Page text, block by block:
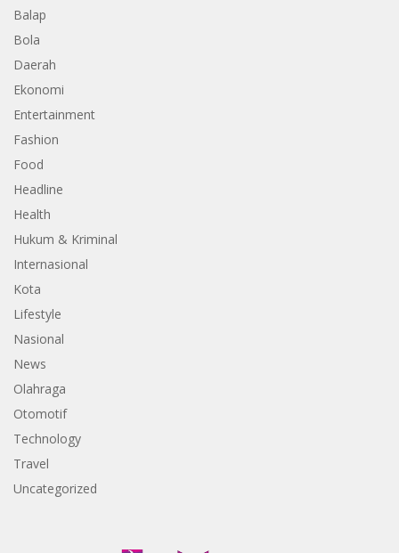
Balap
Bola
Daerah
Ekonomi
Entertainment
Fashion
Food
Headline
Health
Hukum & Kriminal
Internasional
Kota
Lifestyle
Nasional
News
Olahraga
Otomotif
Technology
Travel
Uncategorized